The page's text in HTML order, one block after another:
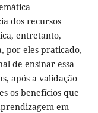
dos recursos
entretanto,
por eles praticado,
de ensinar essa
após a validação
os benefícios que
em